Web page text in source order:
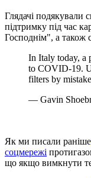
Глядачі подякували
підтримку під час
Господнім", а також
In Italy today, a
to COVID-19.
filters by
— Gavin
Як ми писали
соцмережі
що якщо вимкнути